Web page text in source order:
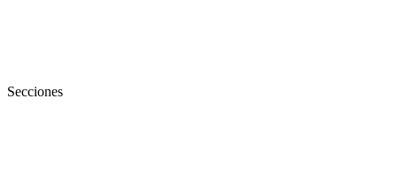
Secciones